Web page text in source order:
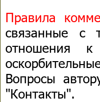
Правила
связанные с
отношения
Вопросы
"Контакты".